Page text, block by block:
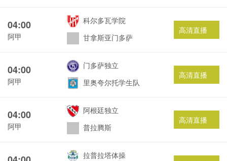
04:00
阿甲
科尔多瓦学院
甘拿斯亚门多萨
高清直播
04:00
阿甲
门多萨独立
里奥夸尔托学生队
高清直播
04:00
阿甲
阿根廷独立
普拉腾斯
高清直播
拉普拉塔体操